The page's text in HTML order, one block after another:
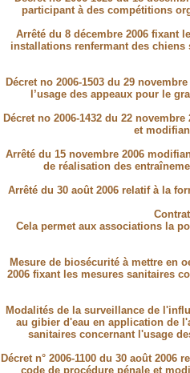
participant à des compétitions
Arrêté du 8 décembre 2006 fixant
installations renfermant des
Décret no 2006-1503 du 29
l’usage des appeaux pour le
Décret no 2006-1432 du 22
et
Arrêté du 15 novembre 2006
de réalisation des
Arrêté du 30 août 2006 relatif à la
Cela permet aux associations la
Mesure de biosécurité à mettre en
2006 fixant les mesures sanitaires
Modalités de la surveillance de
au gibier d'eau en application de
sanitaires concernant l'usage
Décret n° 2006-1100 du 30 août
code de procédure pénale et